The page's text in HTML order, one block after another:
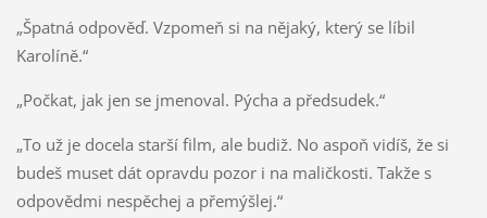
„Špatná odpověď. Vzpomeň si na nějaký, který se líbil
Karolíně.“
„Počkat, jak jen se jmenoval. Pýcha a předsudek.“
„To už je docela starší film, ale budiž. No aspoň vidíš, že si
budeš muset dát opravdu pozor i na maličkosti. Takže s
odpovědmi nespěchej a přemýšlej.“